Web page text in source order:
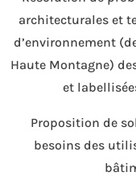
architecturales et
d’environnement
Haute Montagne)
et
Proposition de
besoins des